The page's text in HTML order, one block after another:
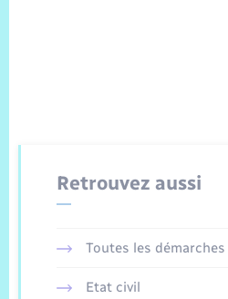
Retrouvez aussi
Toutes les
Etat civil